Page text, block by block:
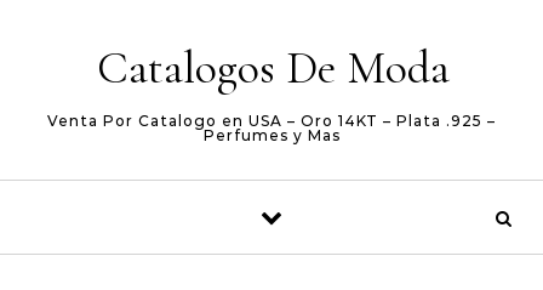
Catalogos De Moda
Venta Por Catalogo en USA – Oro 14KT – Plata .925 –
Perfumes y Mas